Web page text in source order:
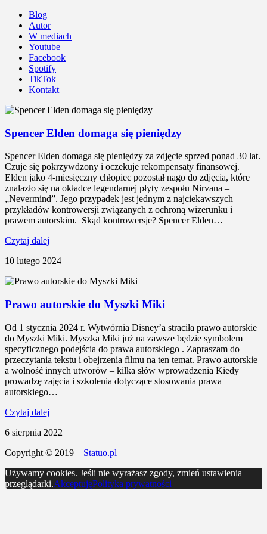
Blog
Autor
W mediach
Youtube
Facebook
Spotify
TikTok
Kontakt
Spencer Elden domaga się pieniędzy
Spencer Elden domaga się pieniędzy za zdjęcie sprzed ponad 30 lat.
Czuje się pokrzywdzony i oczekuje rekompensaty finansowej.
Elden jako 4-miesięczny chłopiec pozostał nago do zdjęcia, które
znalazło się na okładce legendarnej płyty zespołu Nirvana –
„Nevermind”. Jego przypadek jest jednym z najciekawszych
przykładów kontrowersji związanych z ochroną wizerunku i
prawem autorskim. Skąd kontrowersje? Spencer Elden…
Czytaj dalej
10 lutego 2024
Prawo autorskie do Myszki Miki
Od 1 stycznia 2024 r. Wytwórnia Disney’a straciła prawo autorskie
do Myszki Miki. Myszka Miki już na zawsze będzie symbolem
specyficznego podejścia do prawa autorskiego . Zapraszam do
przeczytania tekstu i obejrzenia filmu na ten temat. Prawo autorskie
a wolność innych utworów – kilka słów wprowadzenia Kiedy
prowadzę zajęcia i szkolenia dotyczące stosowania prawa
autorskiego…
Czytaj dalej
6 sierpnia 2022
Copyright © 2019 – Statuo.pl
Używamy cookies. Jeśli nie wyrażasz zgody, zmień ustawienia
przeglądarki.AkceptujęPolityka prywatności